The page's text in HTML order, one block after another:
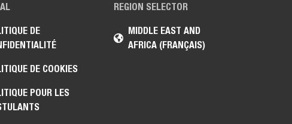
REGION SELECTOR
MIDDLE EAST AND
AFRICA (FRANÇAIS)
DE
DE COOKIES
POUR LES